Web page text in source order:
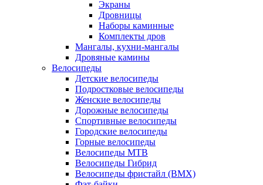
Экраны
Дровницы
Наборы каминные
Комплекты дров
Мангалы, кухни-мангалы
Дровяные камины
Велосипеды
Детские велосипеды
Подростковые велосипеды
Женские велосипеды
Дорожные велосипеды
Спортивные велосипеды
Городские велосипеды
Горные велосипеды
Велосипеды MTB
Велосипеды Гибрид
Велосипеды фристайл (BMX)